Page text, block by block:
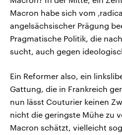
Macron habe sich vom
angelsächsischer Prägung
Pragmatische Politik, die
sucht, auch gegen
Ein Reformer also, ein
Gattung, die in Frankreich
nun lässt Couturier keinen
nicht die geringste Mühe zu
Macron schätzt, vielleicht